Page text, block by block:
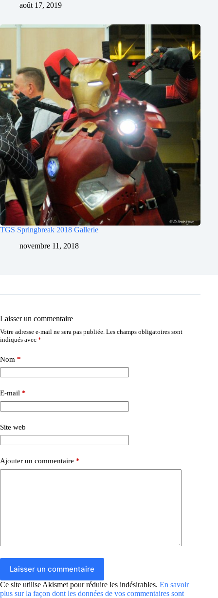
août 17, 2019
TGS Springbreak 2018 Gallerie
novembre 11, 2018
Laisser un commentaire
Votre adresse e-mail ne sera pas publiée. Les champs obligatoires sont
indiqués avec *
Nom *
E-mail *
Site web
Ajouter un commentaire *
Laisser un commentaire
Ce site utilise Akismet pour réduire les indésirables. En savoir
plus sur la façon dont les données de vos commentaires sont